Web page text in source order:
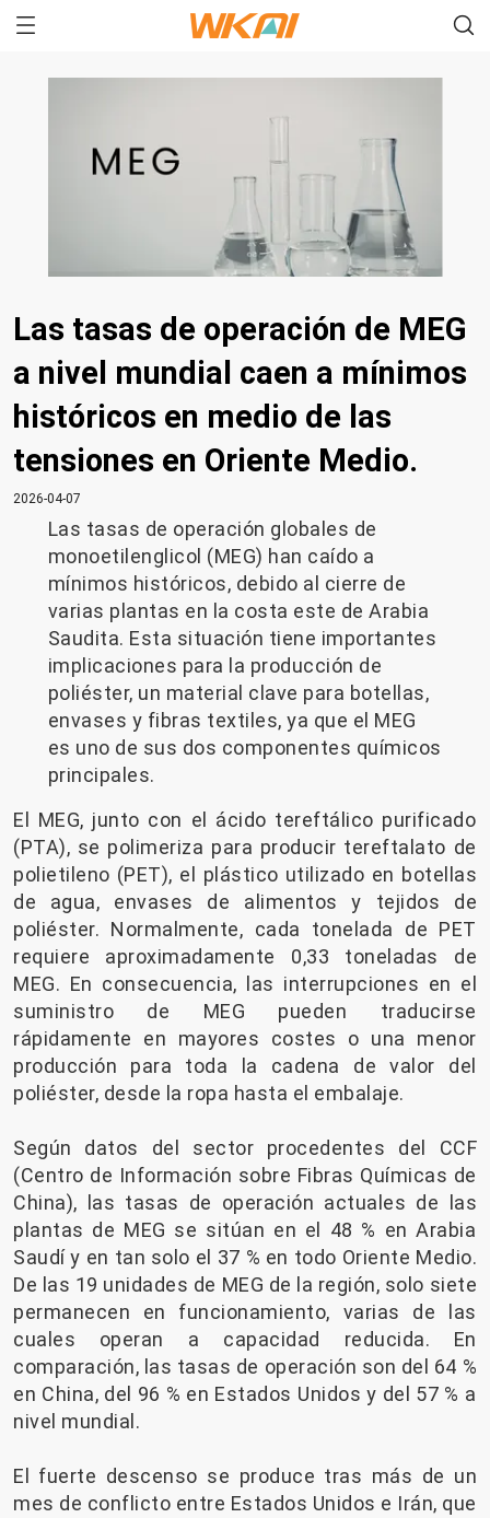
Las tasas de operación de MEG
a nivel mundial caen a mínimos
históricos en medio de las
tensiones en Oriente Medio.
2026-04-07
Las tasas de operación globales de
monoetilenglicol (MEG) han caído a
mínimos históricos, debido al cierre de
varias plantas en la costa este de Arabia
Saudita. Esta situación tiene importantes
implicaciones para la producción de
poliéster, un material clave para botellas,
envases y fibras textiles, ya que el MEG
es uno de sus dos componentes químicos
principales.
El MEG, junto con el ácido tereftálico purificado
(PTA), se polimeriza para producir tereftalato de
polietileno (PET), el plástico utilizado en botellas
de agua, envases de alimentos y tejidos de
poliéster. Normalmente, cada tonelada de PET
requiere aproximadamente 0,33 toneladas de
MEG. En consecuencia, las interrupciones en el
suministro de MEG pueden traducirse
rápidamente en mayores costes o una menor
producción para toda la cadena de valor del
poliéster, desde la ropa hasta el embalaje.
Según datos del sector procedentes del CCF
(Centro de Información sobre Fibras Químicas de
China), las tasas de operación actuales de las
plantas de MEG se sitúan en el 48 % en Arabia
Saudí y en tan solo el 37 % en todo Oriente Medio.
De las 19 unidades de MEG de la región, solo siete
permanecen en funcionamiento, varias de las
cuales operan a capacidad reducida. En
comparación, las tasas de operación son del 64 %
en China, del 96 % en Estados Unidos y del 57 % a
nivel mundial.
El fuerte descenso se produce tras más de un
mes de conflicto entre Estados Unidos e Irán, que